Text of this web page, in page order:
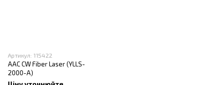
Артикул: 115422
AAC CW Fiber Laser (YLLS-
2000-A)